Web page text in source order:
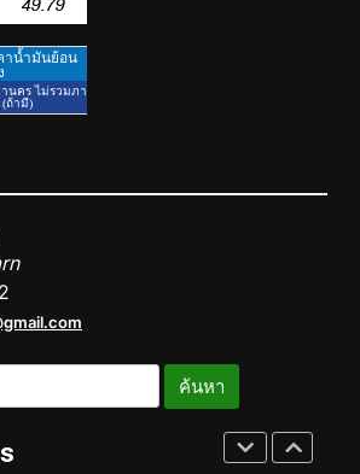
สืบสานพระราชปณิธาน สร้าง
คุณค่าการท่องเที่ยวไทยอย่างยั่งยืน
เหิงลี่ แมนูแฟคเจอริ่ง เทคโนโลยี
(ไทยแลนด์) เปิดโรงงานแห่งใหม่
ใหม่กลางสถานี MRT วาง POVA 8
Series จุดเริ่มต้นครั้งสำคัญ
434 วันแห่งการรอคอย มูลนิธิ
“เพจอีจัน” ส่งมอบ โรงเรียนเด็ก
พิเศษทองผาภูมิ ให้กระทรวง